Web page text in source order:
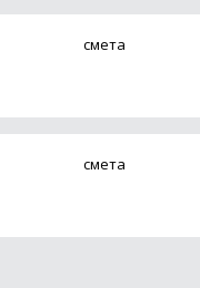
смета
смета